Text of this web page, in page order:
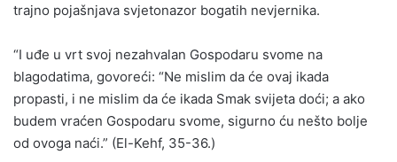
trajno pojašnjava svjetonazor bogatih nevjernika.
“I uđe u vrt svoj nezahvalan Gospodaru svome na
blagodatima, govoreći: “Ne mislim da će ovaj ikada
propasti, i ne mislim da će ikada Smak svijeta doći; a ako
budem vraćen Gospodaru svome, sigurno ću nešto bolje
od ovoga naći.” (El-Kehf, 35-36.)